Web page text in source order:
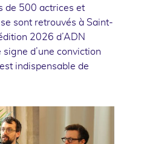
de 500 actrices et
sont retrouvés à Saint-
2026 d’ADN
d’une conviction
indispensable de